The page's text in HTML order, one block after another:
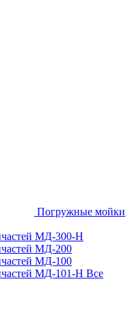
Погружные мойки
МД-300-H
МД-200
МД-100
МД-101-Н Все